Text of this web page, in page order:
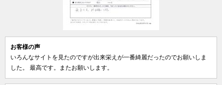
お客様の声
いろんなサイトを見たのですが出来栄えが一番綺麗だったのでお願いしま
した。 最高です。またお願いします。